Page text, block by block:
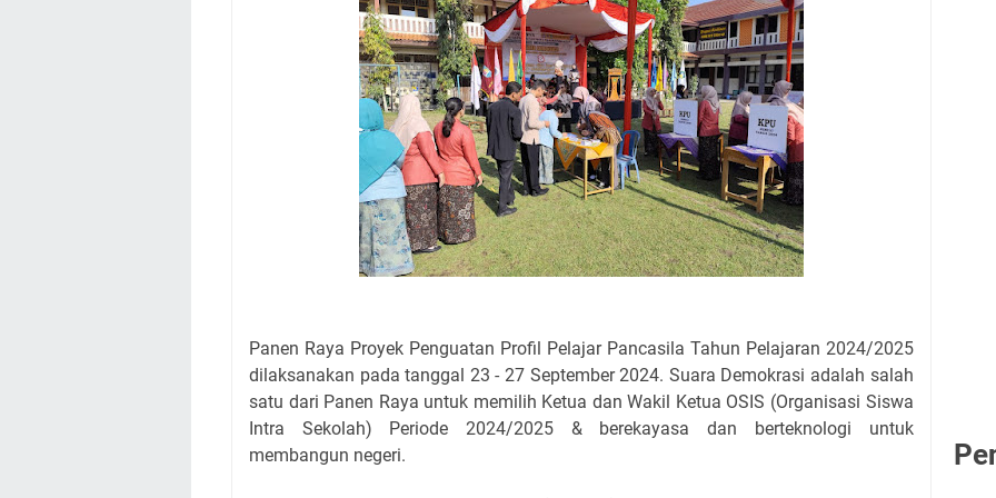
Panen Raya Proyek Penguatan Profil Pelajar Pancasila Tahun Pelajaran 2024/2025
dilaksanakan pada tanggal 23 - 27 September 2024. Suara Demokrasi adalah salah
satu dari Panen Raya untuk memilih Ketua dan Wakil Ketua OSIS (Organisasi Siswa
Intra Sekolah) Periode 2024/2025 & berekayasa dan berteknologi untuk
membangun negeri.